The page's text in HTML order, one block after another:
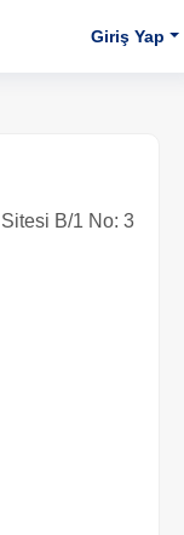
Giriş Yap
B/1 No: 3